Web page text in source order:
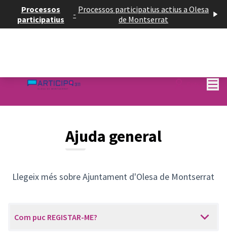
Processos
participatius
- Processos participatius actius a Olesa
de Montserrat
Ajuda general
Llegeix més sobre Ajuntament d'Olesa de Montserrat
Com puc REGISTAR-ME?